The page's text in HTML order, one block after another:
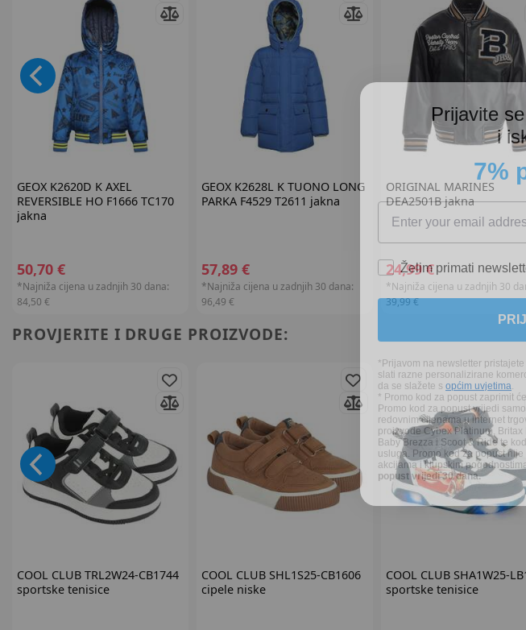
GEOXK2620D K AXEL
REVERSIBLE HO F1666 TC170
jakna
50,70 €
*Najniža cijena u zadnjih 30 dana:
84,50 €
GEOXK2628L K TUONO LONG
PARKA F4529 T2611 jakna
57,89 €
*Najniža cijena u zadnjih 30 dana:
96,49 €
ORIGINAL MARINES
DEA2501B jakna
24,99 €
*Najniža cijena u zadnjih 30
39,99 €
PROVJERITE I DRUGE PROIZVODE:
COOL CLUBTRL2W24-CB1744
sportske tenisice
COOL CLUBSHL1S25-CB1606
cipele niske
COOL CLUBSHA1W25-
sportske tenisice
Prijavite
i
7%
*Prijavom na newsletter
da se slažete sopćim uvjetima.
* Promo kod za popust zaprimit
Promo kod za popust vrijedi
redovnim cijenama u internet
proizvode Cybex Platinum, Britax
Baby Brezza i Scoot & Ride te
usluga. Promo kod za popust
akcijama i klupskim
popust vrijedi 30 dana.